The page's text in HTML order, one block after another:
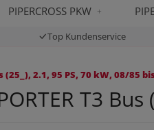
PIPERCROSS PKW
Top Kundenservice
(25_), 2.1, 95 PS, 70 kW, 08/85
T3